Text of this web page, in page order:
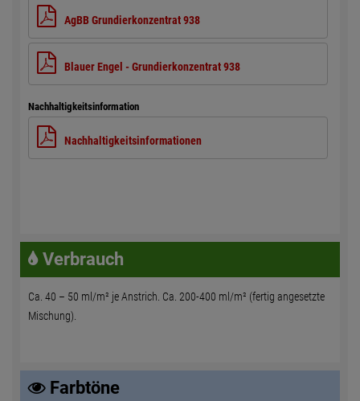
AgBB Grundierkonzentrat 938
Blauer Engel - Grundierkonzentrat 938
Nachhaltigkeitsinformation
Nachhaltigkeitsinformationen
Verbrauch
Ca. 40 – 50 ml/m² je Anstrich. Ca. 200-400 ml/m² (fertig angesetzte
Mischung).
Farbtöne